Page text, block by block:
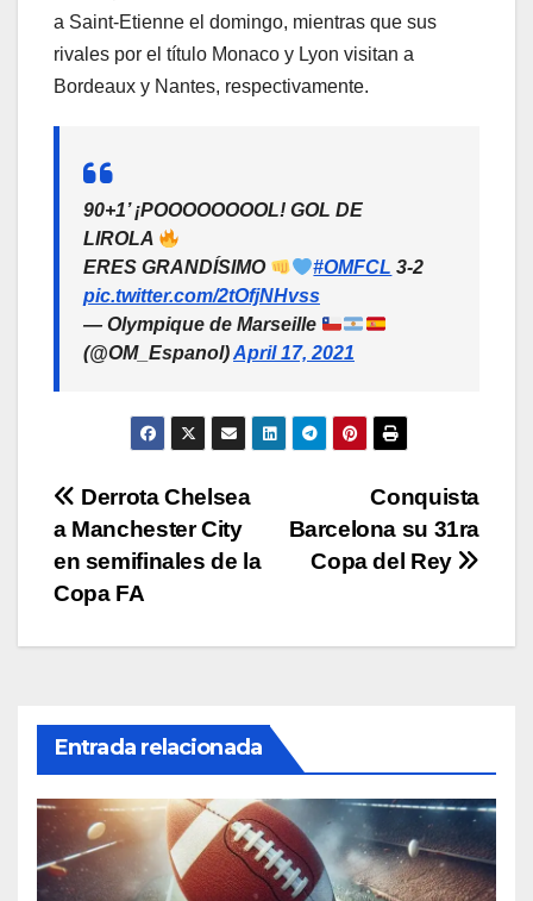
a Saint-Etienne el domingo, mientras que sus
rivales por el título Monaco y Lyon visitan a
Bordeaux y Nantes, respectivamente.
90+1’ ¡POOOOOOOOL! GOL DE
LIROLA
ERES GRANDÍSIMO
#OMFCL 3-2
pic.twitter.com/2tOfjNHvss
— Olympique de Marseille
(@OM_Espanol)April 17, 2021
Navegación
de
entradas
Conquista
Barcelona su 31ra
Copa del Rey
Derrota Chelsea
a Manchester City
en semifinales de la
Copa FA
Entrada relacionada